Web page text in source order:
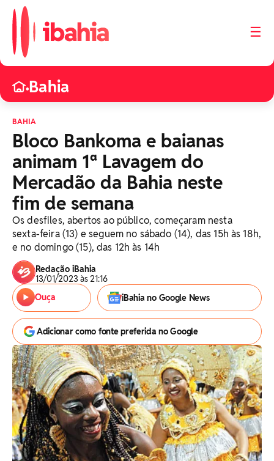
☰
•Bahia
BAHIA
Bloco Bankoma e baianas
animam 1ª Lavagem do
Mercadão da Bahia neste
fim de semana
Os desfiles, abertos ao público, começaram nesta
sexta-feira (13) e seguem no sábado (14), das 15h às 18h,
e no domingo (15), das 12h às 14h
Redação iBahia
13/01/2023 às 21:16
Ouça
iBahia no Google News
Adicionar como fonte preferida no Google